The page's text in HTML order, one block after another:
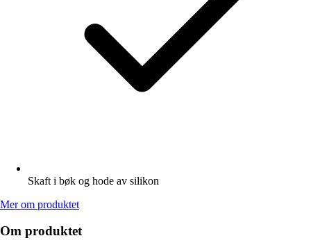
Skaft i bøk og hode av silikon
Mer om produktet
Om produktet